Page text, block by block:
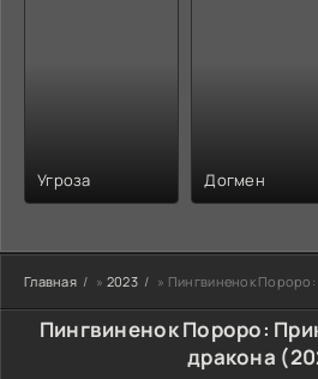
Угроза Догмен
Главная » 2023 » Пингвиненок Пороро:
Пингвиненок Пороро:
дракона